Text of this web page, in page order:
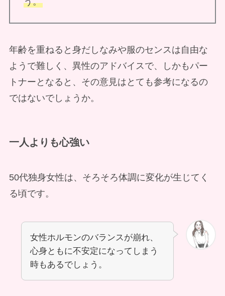
年齢を重ねると身だしなみや服のセンスは自由な
ようで難しく、異性のアドバイスで、しかもパー
トナーとなると、その意見はとても参考になるの
ではないでしょうか。
一人よりも心強い
50代独身女性は、そろそろ体調に変化が生じてく
る頃です。
女性ホルモンのバランスが崩れ、
心身ともに不安定になってしまう
時もあるでしょう。